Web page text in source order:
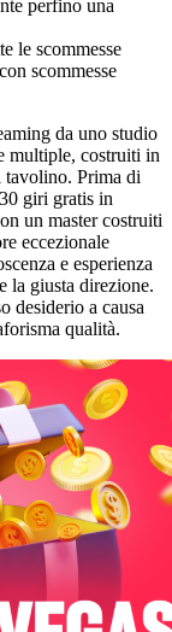
perfino una
le scommesse
scommesse
da uno studio
multiple, costruiti in
tavolino. Prima di
giri gratis in
un master costruiti
eccezionale
e esperienza
la giusta direzione.
desiderio a causa
qualità.